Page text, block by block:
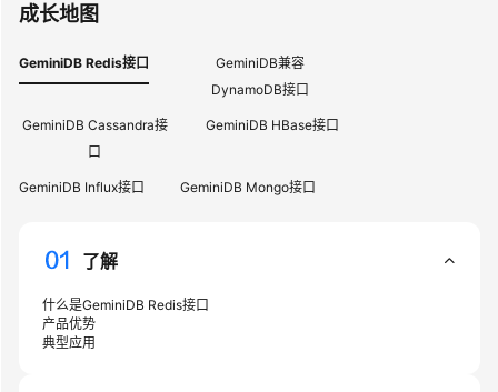
品
介
GeminiDB
Redis
Influx
接
成长地图
GeminiDB Redis接口
GeminiDB兼容
DynamoDB接口
GeminiDB Cassandra接
口
GeminiDB HBase接口
GeminiDB Influx接口 GeminiDB Mongo接口
了解
什么是GeminiDB Redis接口
产品优势
典型应用